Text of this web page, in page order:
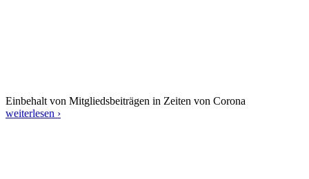
Einbehalt von Mitgliedsbeiträgen in Zeiten von Corona
weiterlesen ›